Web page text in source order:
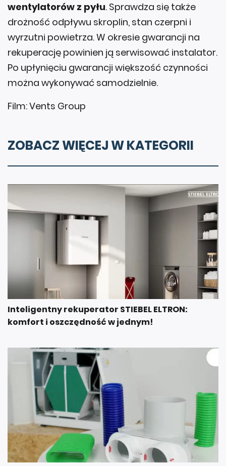
wentylatorów z pyłu. Sprawdza się także
drożność odpływu skroplin, stan czerpni i
wyrzutni powietrza. W okresie gwarancji na
rekuperację powinien ją serwisować instalator.
Po upłynięciu gwarancji większość czynności
można wykonywać samodzielnie.
Film: Vents Group
ZOBACZ WIĘCEJ W KATEGORII
Inteligentny rekuperator STIEBEL ELTRON:
komfort i oszczędność w jednym!